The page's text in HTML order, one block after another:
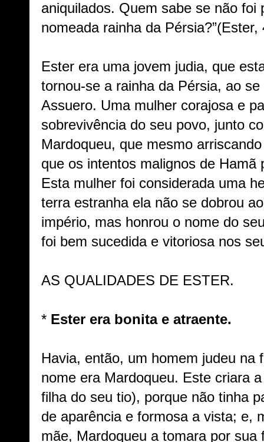
aniquilados. Quem sabe se não foi
nomeada rainha da Pérsia?”(Ester,
Ester era uma jovem judia, que
tornou-se a rainha da Pérsia, ao
Assuero. Uma mulher corajosa e
sobrevivência do seu povo, junto
Mardoqueu, que mesmo
que os intentos malignos de Hamã
Esta mulher foi considerada uma
terra estranha ela não se dobrou
império, mas honrou o nome do
foi bem sucedida e vitoriosa nos
AS QUALIDADES DE ESTER.
* Ester era bonita e atraente.
Havia, então, um homem judeu na
nome era Mardoqueu. Este criara
filha do seu tio), porque não tinha
de aparência e formosa a vista; e,
mãe, Mardoqueu a tomara por sua